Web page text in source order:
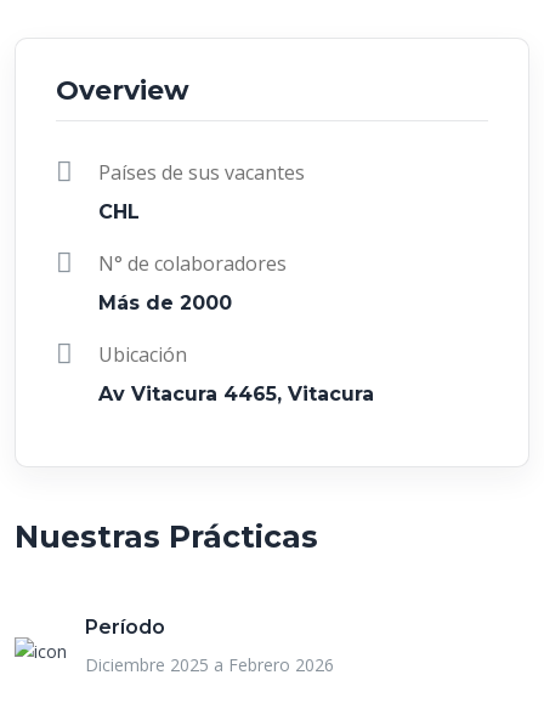
Overview
Países de sus vacantes
CHL
N° de colaboradores
Más de 2000
Ubicación
Av Vitacura 4465, Vitacura
Nuestras Prácticas
Período
Diciembre 2025 a Febrero 2026